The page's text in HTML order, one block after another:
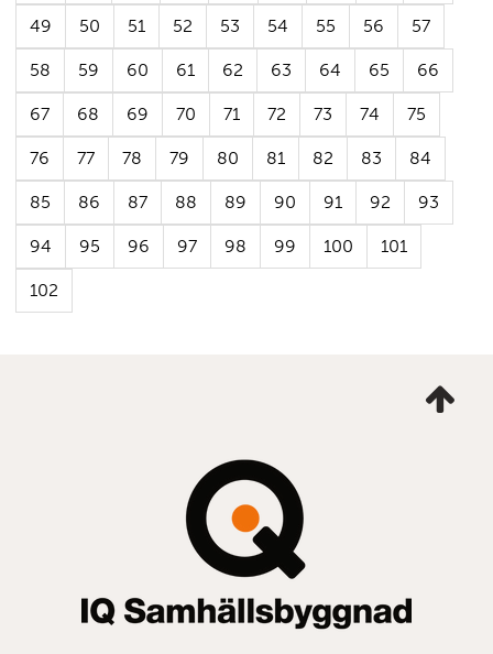
49 50 51 52 53 54 55 56 57
58 59 60 61 62 63 64 65 66
67 68 69 70 71 72 73 74 75
76 77 78 79 80 81 82 83 84
85 86 87 88 89 90 91 92 93
94 95 96 97 98 99 100 101
102
mig